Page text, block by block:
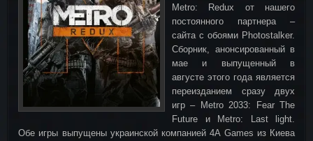
Metro: Redux от нашего
постоянного партнера –
сайта с обоями Photostalker.
Сборник, анонсированный в
мае и выпущенный в
августе этого года является
переизданием сразу двух
игр – Metro 2033: Fear The
Future и Metro: Last light.
Обе игры выпущены украинской компанией 4A Games из Киева